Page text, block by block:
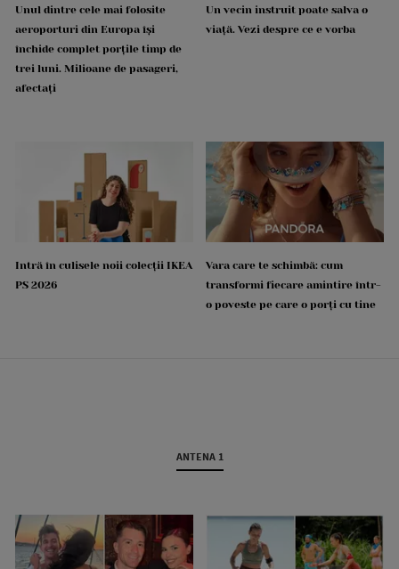
Unul dintre cele mai folosite
aeroporturi din Europa își
închide complet porțile timp de
trei luni. Milioane de pasageri,
afectați
Un vecin instruit poate salva o
viață. Vezi despre ce e vorba
Intră în culisele noii colecții IKEA
PS 2026
Vara care te schimbă: cum
transformi fiecare amintire într-
o poveste pe care o porți cu tine
ANTENA 1